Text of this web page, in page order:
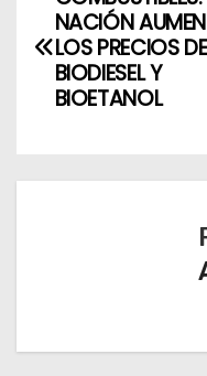
a
ó
NACIÓN
LOS PRECIOS
BIODIESEL Y
BIOETANOL